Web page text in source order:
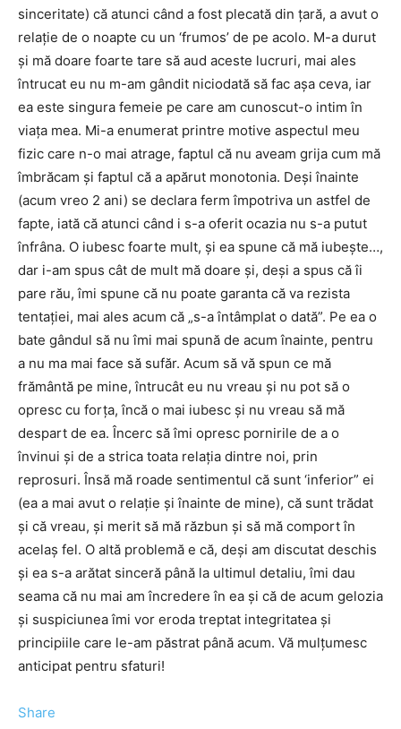
sinceritate) că atunci când a fost plecată din ţară, a avut o
relaţie de o noapte cu un ‘frumos’ de pe acolo. M-a durut
şi mă doare foarte tare să aud aceste lucruri, mai ales
întrucat eu nu m-am gândit niciodată să fac aşa ceva, iar
ea este singura femeie pe care am cunoscut-o intim în
viaţa mea. Mi-a enumerat printre motive aspectul meu
fizic care n-o mai atrage, faptul că nu aveam grija cum mă
îmbrăcam şi faptul că a apărut monotonia. Deşi înainte
(acum vreo 2 ani) se declara ferm împotriva un astfel de
fapte, iată că atunci când i s-a oferit ocazia nu s-a putut
înfrâna. O iubesc foarte mult, şi ea spune că mă iubeşte…,
dar i-am spus cât de mult mă doare şi, deşi a spus că îi
pare rău, îmi spune că nu poate garanta că va rezista
tentaţiei, mai ales acum că „s-a întâmplat o dată”. Pe ea o
bate gândul să nu îmi mai spună de acum înainte, pentru
a nu ma mai face să sufăr. Acum să vă spun ce mă
frământă pe mine, întrucât eu nu vreau şi nu pot să o
opresc cu forţa, încă o mai iubesc şi nu vreau să mă
despart de ea. Încerc să îmi opresc pornirile de a o
învinui şi de a strica toata relaţia dintre noi, prin
reprosuri. Însă mă roade sentimentul că sunt ‘inferior” ei
(ea a mai avut o relaţie şi înainte de mine), că sunt trădat
şi că vreau, şi merit să mă răzbun şi să mă comport în
acelaş fel. O altă problemă e că, deşi am discutat deschis
şi ea s-a arătat sinceră până la ultimul detaliu, îmi dau
seama că nu mai am încredere în ea şi că de acum gelozia
şi suspiciunea îmi vor eroda treptat integritatea şi
principiile care le-am păstrat până acum. Vă mulţumesc
anticipat pentru sfaturi!
Share